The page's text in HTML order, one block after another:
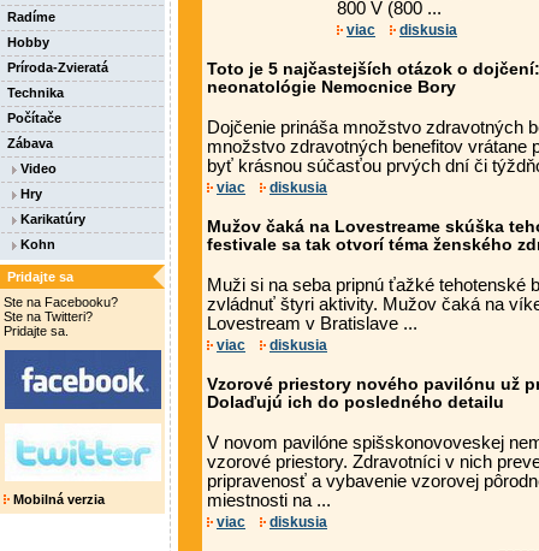
Radíme
Hobby
Príroda-Zvieratá
Technika
Počítače
Zábava
Video
Hry
Karikatúry
Kohn
Pridajte sa
Ste na Facebooku?
Ste na Twitteri?
Pridajte sa.
Mobilná verzia
800 V (800 ...
viac diskusia
Toto je 5 najčastejších otázok o
neonatológie Nemocnice Bory
Dojčenie prináša množstvo zdravotných
množstvo zdravotných benefitov vrátane
byť krásnou súčasťou prvých dní či
viac diskusia
Mužov čaká na Lovestreame skúška
festivale sa tak otvorí téma ženského
Muži si na seba pripnú ťažké tehotenské
zvládnuť štyri aktivity. Mužov čaká na
Lovestream v Bratislave ...
viac diskusia
Vzorové priestory nového pavilónu už
Dolaďujú ich do posledného detailu
V novom pavilóne spišskonovoveskej
vzorové priestory. Zdravotníci v nich
pripravenosť a vybavenie vzorovej
miestnosti na ...
viac diskusia